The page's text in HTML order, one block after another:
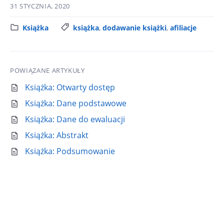
31 STYCZNIA, 2020
K
g
o
a
Książka
T
:
książka, dodawanie książki, afiliacje
POWIĄZANE ARTYKUŁY
Książka: Otwarty dostęp
Książka: Dane podstawowe
Książka: Dane do ewaluacji
Książka: Abstrakt
Książka: Podsumowanie